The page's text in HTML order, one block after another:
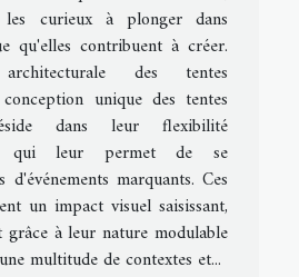
curieux à plonger dans
qu'elles contribuent à créer.
des tentes
unique des tentes
dans leur flexibilité
qui leur permet de se
marquants. Ces
un impact visuel saisissant,
grâce à leur nature modulable
multitude de contextes et...